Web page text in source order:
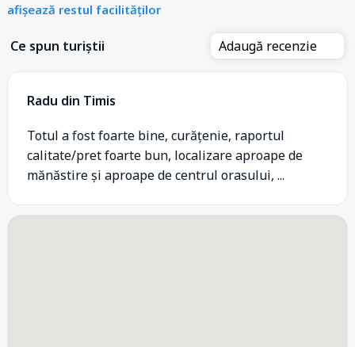
afișează restul facilităților
Ce spun turiștii Adaugă recenzie
Radu din Timis
Totul a fost foarte bine, curățenie, raportul
calitate/pret foarte bun, localizare aproape de
mănăstire și aproape de centrul orasului, ...